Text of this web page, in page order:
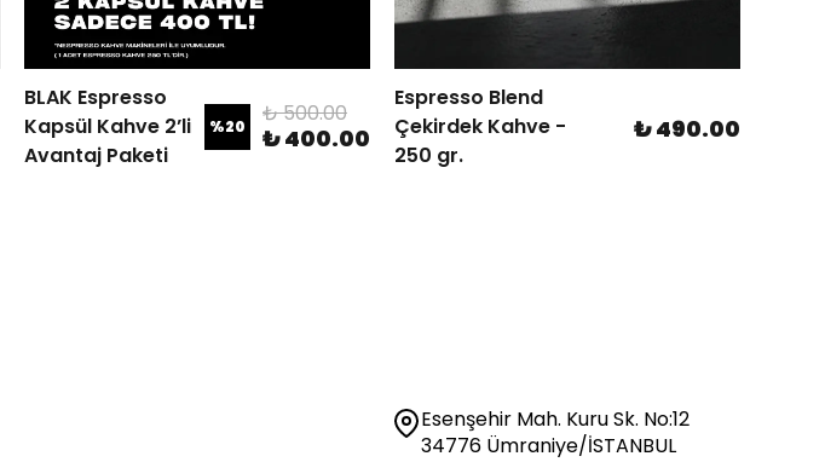
BLAK Espresso
Kapsül Kahve 2’li
Avantaj Paketi
%20 ₺ 500.00
₺ 400.00
Espresso Blend
Çekirdek Kahve -
250 gr.
₺ 490.00
Esenşehir Mah. Kuru Sk. No:12
34776 Ümraniye/İSTANBUL